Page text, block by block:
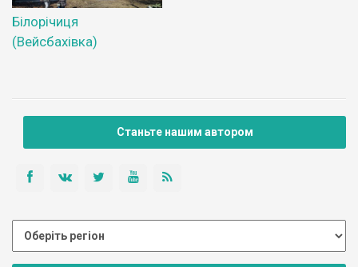
Білорічиця
(Вейсбахівка)
Станьте нашим автором